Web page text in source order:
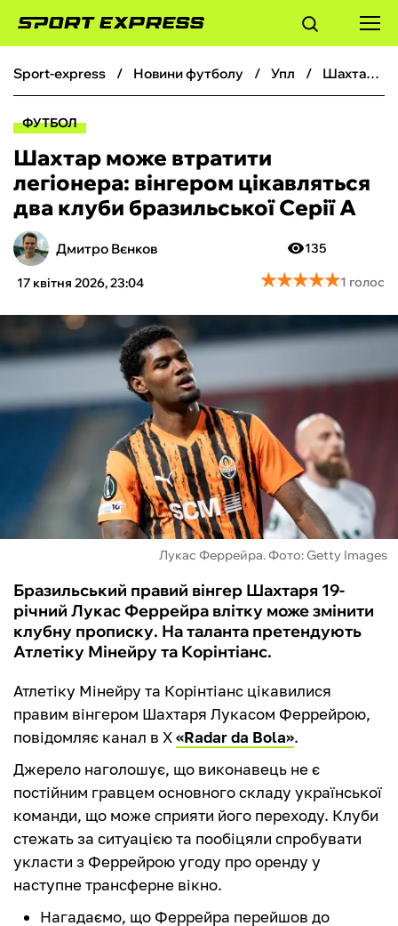
ФУТБОЛ
БОКС
ХОКЕЙ
ТЕНІС
КІБЕРСПОРТ
ФУТЗАЛ
ІНШІ
БУКМЕКЕРИ
sport-express новини футболу упл Шахтар може втратити легіонера: вінгером цікавляться два клуби бразильської Серії А
ФУТБОЛ
Шахтар може втратити
легіонера: вінгером цікавляться
два клуби бразильської Серії А
Дмитро Вєнков
17 квітня 2026, 23:04
135
★★★★★
★★★★★1 голос
Лукас Феррейра. Фото: Getty Images
Бразильський правий вінгер Шахтаря 19-
річний Лукас Феррейра влітку може змінити
клубну прописку. На таланта претендують
Атлетіку Мінейру та Корінтіанс.
Атлетіку Мінейру та Корінтіанс цікавилися
правим вінгером Шахтаря Лукасом Феррейрою,
повідомляє канал в Х«Radar da Bola».
Джерело наголошує, що виконавець не є
постійним гравцем основного складу української
команди, що може сприяти його переходу. Клуби
стежать за ситуацією та пообіцяли спробувати
укласти з Феррейрою угоду про оренду у
наступне трансферне вікно.
Нагадаємо, що Феррейра перейшов до